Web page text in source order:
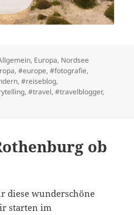
, Europa, Nordsee
,#europe,#fotografie,
,#reiseblog,
,#travel,#travelblogger,
Relaxe-Tage auf Sylt
ob
diese wunderschöne
starten im